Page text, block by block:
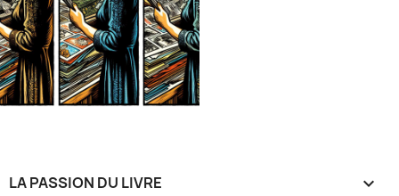
LA PASSION DU LIVRE 